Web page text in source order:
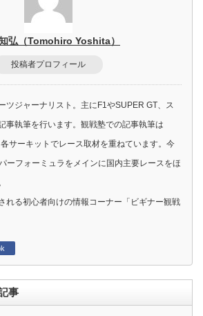
弘（Tomohiro Yoshita）
投稿者プロフィール
ツジャーナリスト。主にF1やSUPER GT、ス
事執筆を行います。観戦塾での記事執筆は
サーキットでレース取材を重ねています。今
ーフォーミュラをメインに国内主要レースをほ
れる初心者向けの情報コーナー「ビギナー観戦
事